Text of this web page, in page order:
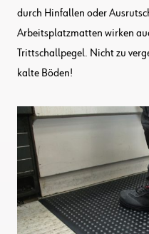
durch Hinfallen oder
Arbeitsplatzmatten wirken
Trittschallpegel. Nicht zu
kalte Böden!